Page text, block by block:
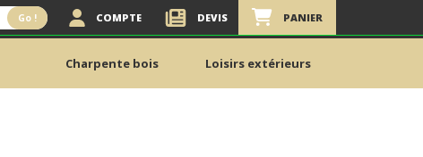
Go ! COMPTE DEVIS PANIER
Charpente bois Loisirs extérieurs